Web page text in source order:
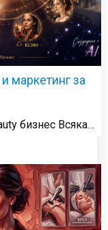
маркетинг за
бизнес Всяка…